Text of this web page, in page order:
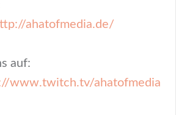
ahatofmedia.de/
auf:
www.twitch.tv/ahatofmedia